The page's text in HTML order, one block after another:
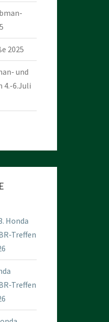
2025
und
4.-6.Juli
Honda
Treffen
Treffen